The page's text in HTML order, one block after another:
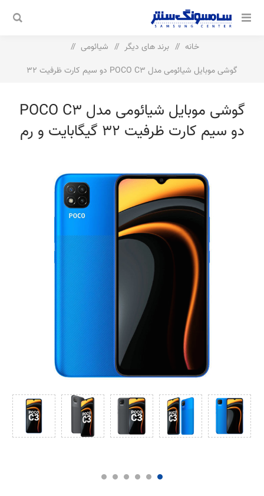
خانه / برند های دیگر / شیائومی
/
گوشی موبایل شیائومی مدل POCO C3 دو سیم‌ کارت ظرفیت 32
گوشی موبایل شیائومی مدل POCO C3
دو سیم‌ کارت ظرفیت 32 گیگابایت و رم